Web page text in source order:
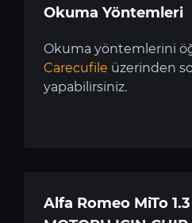
Okuma Yöntemleri
Okuma yöntemlerini
Carecufile üzerinden
yapabilirsiniz.
Alfa Romeo MiTo